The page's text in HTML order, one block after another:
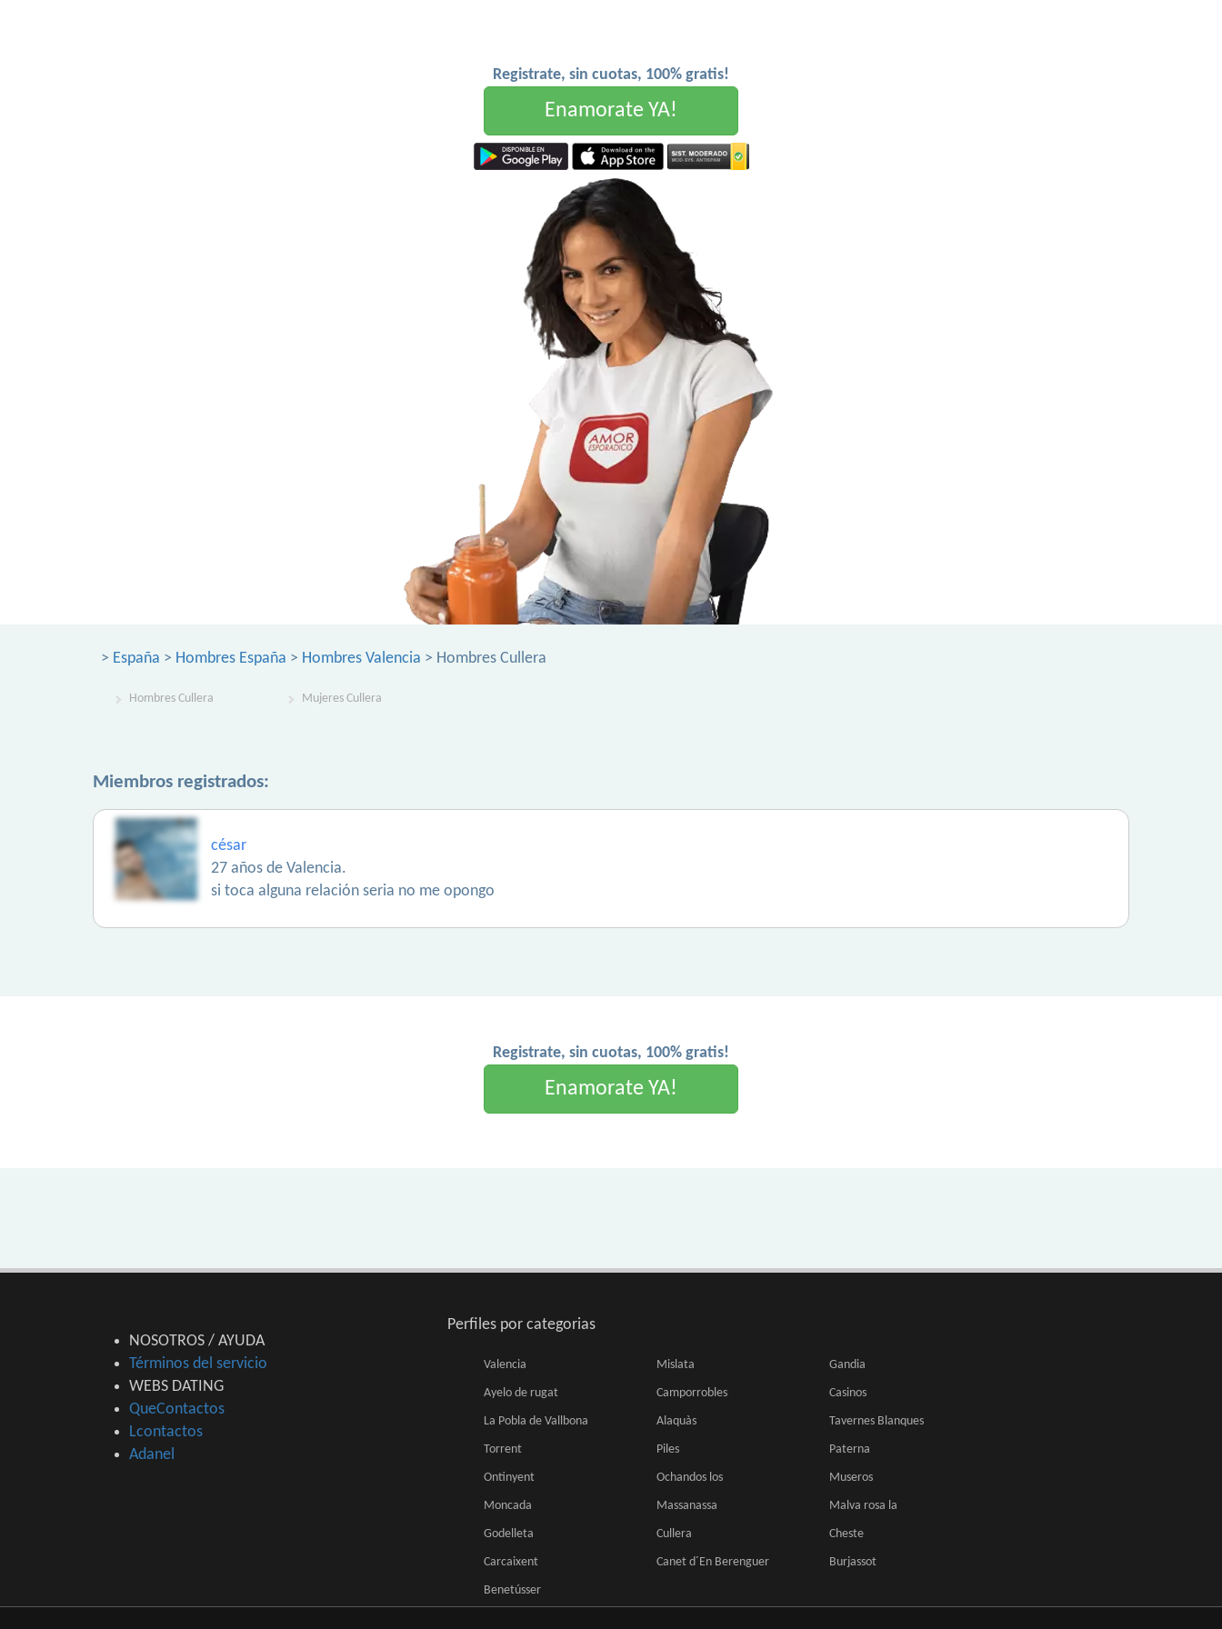
Registrate, sin cuotas, 100% gratis!
Enamorate YA!
> España > Hombres España > Hombres Valencia > Hombres Cullera
Hombres Cullera Mujeres Cullera
Miembros registrados:
césar
27 años de Valencia.
si toca alguna relación seria no me opongo
Registrate, sin cuotas, 100% gratis!
Enamorate YA!
NOSOTROS / AYUDA
Términos del servicio
WEBS DATING
QueContactos
Lcontactos
Adanel
Perfiles por categorias
Valencia Mislata Gandia
Ayelo de rugat Camporrobles Casinos
La Pobla de Vallbona Alaquàs Tavernes Blanques
Torrent Piles Paterna
Ontinyent Ochandos los Museros
Moncada Massanassa Malva rosa la
Godelleta Cullera Cheste
Carcaixent Canet d´En Berenguer Burjassot
Benetússer